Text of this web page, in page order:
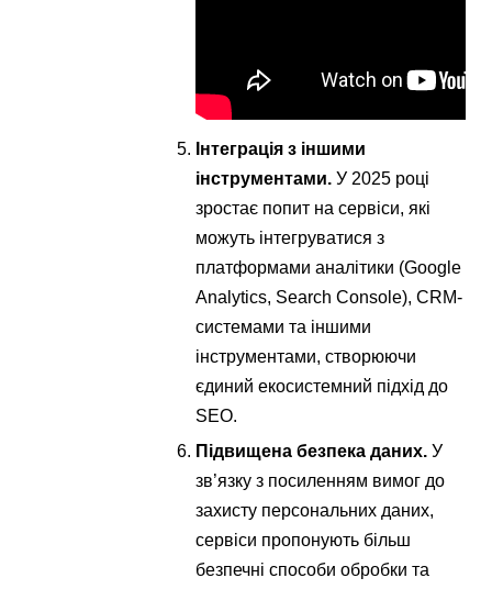
Інтеграція з іншими
інструментами.У 2025 році
зростає попит на сервіси, які
можуть інтегруватися з
платформами аналітики (Google
Analytics, Search Console), CRM-
системами та іншими
інструментами, створюючи
єдиний екосистемний підхід до
SEO.
Підвищена безпека даних.У
зв’язку з посиленням вимог до
захисту персональних даних,
сервіси пропонують більш
безпечні способи обробки та